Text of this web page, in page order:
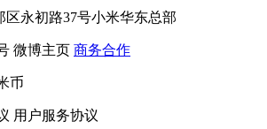
永初路37号小米华东总部
微博主页 商务合作
币
用户服务协议